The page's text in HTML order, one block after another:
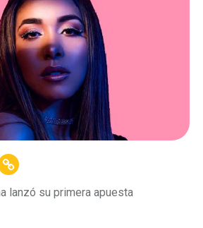
lanzó su primera apuesta